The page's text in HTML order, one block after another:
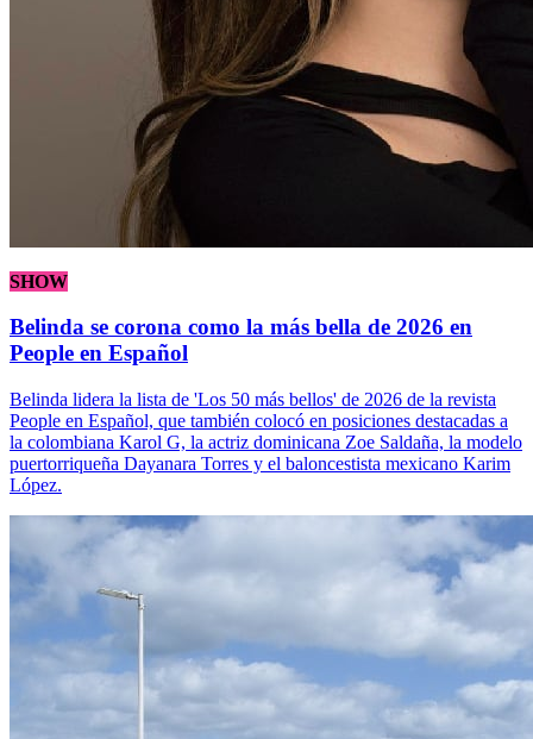
SHOW
Belinda se corona como la más bella de 2026 en
People en Español
Belinda lidera la lista de 'Los 50 más bellos' de 2026 de la revista
People en Español, que también colocó en posiciones destacadas a
la colombiana Karol G, la actriz dominicana Zoe Saldaña, la modelo
puertorriqueña Dayanara Torres y el baloncestista mexicano Karim
López.